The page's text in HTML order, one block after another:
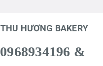
THU HƯƠNG BAKERY
0968934196 &